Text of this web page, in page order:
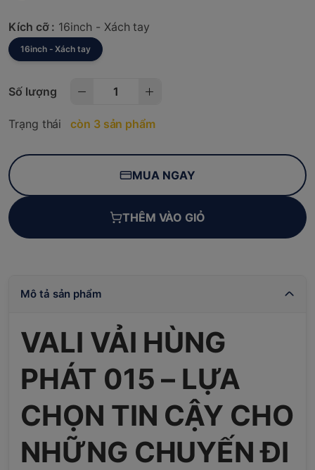
Kích cỡ : 16inch - Xách tay
16inch - Xách tay
Số lượng
Trạng thái còn 3 sản phẩm
MUA NGAY
THÊM VÀO GIỎ
Mô tả sản phẩm
VALI VẢI HÙNG
PHÁT 015 – LỰA
CHỌN TIN CẬY CHO
NHỮNG CHUYẾN ĐI